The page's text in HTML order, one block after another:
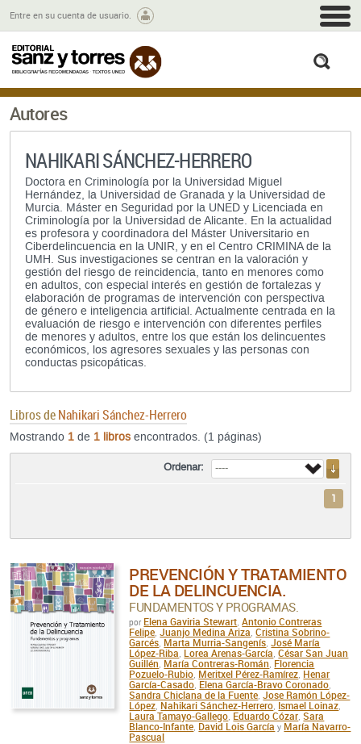
Entre en su cuenta de usuario.
Autores
NAHIKARI SÁNCHEZ-HERRERO
Doctora en Criminología por la Universidad Miguel
Hernández, la Universidad de Granada y la Universidad de
Murcia. Máster en Seguridad por la UNED y Licenciada en
Criminología por la Universidad de Alicante. En la actualidad
es profesora y coordinadora del Máster Universitario en
Ciberdelincuencia en la UNIR, y en el Centro CRIMINA de la
UMH. Sus investigaciones se centran en la valoración y
gestión del riesgo de reincidencia, tanto en menores como
en adultos, con especial interés en gestión de fortalezas y
elaboración de programas de intervención con perspectiva
de género e inteligencia artificial. Actualmente centrada en la
evaluación de riesgo e intervención con diferentes perfiles
de menores y adultos, entre los que están los delincuentes
económicos, los agresores sexuales y las personas con
conductas psicopáticas.
Libros deNahikari Sánchez-Herrero
Mostrando 1 de 1 libros encontrados. (1 páginas)
Ordenar:
1
PREVENCIÓN Y TRATAMIENTO
DE LA DELINCUENCIA.
FUNDAMENTOS Y PROGRAMAS.
por Elena Gaviria Stewart Antonio Contreras
Felipe Juanjo Medina Ariza ,Cristina Sobrino-
Garcés Marta Murria-Sangenís José María
López-Riba Lorea Arenas-García ,César San Juan
Guillén María Contreras-Román Florencia
Pozuelo-Rubio Meritxel Pérez-Ramírez Henar
García-Casado Elena García-Bravo Coronado
Sandra Chiclana de la Fuente Jose Ramón López-
López Nahikari Sánchez-Herrero Ismael Loinaz
Laura Tamayo-Gallego Eduardo Cózar ,Sara
Blanco-Infante David Lois García y María Navarro-
Pascual